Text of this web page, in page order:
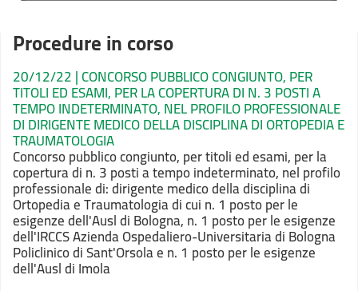
Procedure in corso
20/12/22 | CONCORSO PUBBLICO CONGIUNTO, PER
TITOLI ED ESAMI, PER LA COPERTURA DI N. 3 POSTI A
TEMPO INDETERMINATO, NEL PROFILO PROFESSIONALE
DI DIRIGENTE MEDICO DELLA DISCIPLINA DI ORTOPEDIA E
TRAUMATOLOGIA
Concorso pubblico congiunto, per titoli ed esami, per la
copertura di n. 3 posti a tempo indeterminato, nel profilo
professionale di: dirigente medico della disciplina di
Ortopedia e Traumatologia di cui n. 1 posto per le
esigenze dell'Ausl di Bologna, n. 1 posto per le esigenze
dell'IRCCS Azienda Ospedaliero-Universitaria di Bologna
Policlinico di Sant'Orsola e n. 1 posto per le esigenze
dell'Ausl di Imola